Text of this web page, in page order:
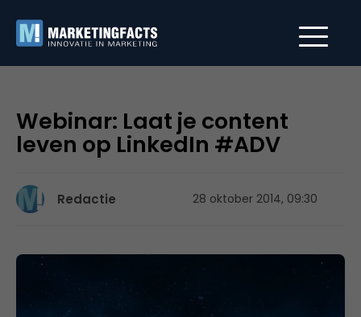
Webinar: Laat je content
leven op LinkedIn #ADV
Redactie 28 oktober 2014, 09:30